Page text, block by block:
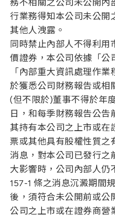
務不相關之公司未公開內
行業務得知本公司未公開
其他人洩露。
同時禁止內部人不得利用
價證券，本公司依據「公
「內部重大資訊處理作
於獲悉公司財務報告或相
(但不限於)董事不得於年
日，和每季財務報告公
其持有本公司之上市或在
票或其他具有股權性質之
消息，對本公司已發行之
大影響時，公司內部人仍
157-1 條之消息沉澱期間
後，須符合未公開前或公
公司之上市或在證券商營